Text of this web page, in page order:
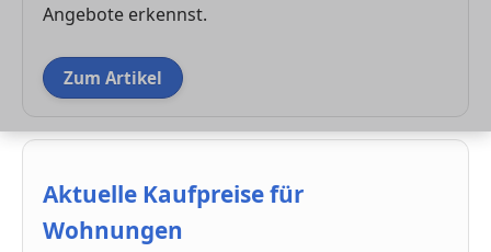
Angebote erkennst.
Zum Artikel
Aktuelle Kaufpreise für
Wohnungen